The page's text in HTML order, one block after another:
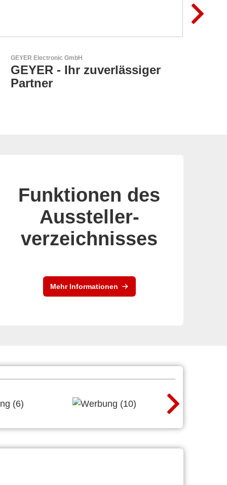
RECOM Power GmbH
AC/DC- & DC/DC-Wandler
Funktionen des
Aussteller-
verzeichnisses
Mehr Informationen